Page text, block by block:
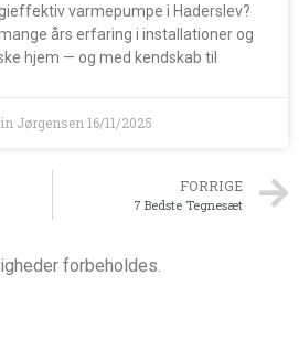
varmepumpe i Haderslev?
års erfaring i installationer og
hjem — og med kendskab til
Jørgensen 16/11/2025
FORRIGE
7 Bedste Tegnesæt
forbeholdes.